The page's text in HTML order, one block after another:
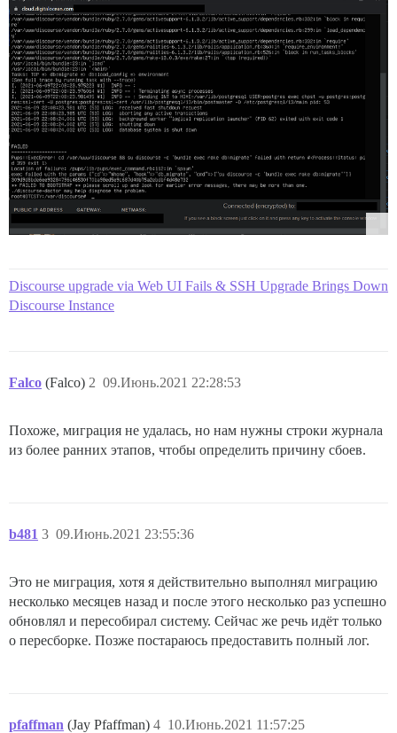
Discourse upgrade via Web UI Fails & SSH Upgrade Brings Down
Discourse Instance
Falco (Falco) 09.Июнь.2021 22:28:53
2
Похоже, миграция не удалась, но нам нужны строки журнала
из более ранних этапов, чтобы определить причину сбоев.
b481 09.Июнь.2021 23:55:36
3
Это не миграция, хотя я действительно выполнял миграцию
несколько месяцев назад и после этого несколько раз успешно
обновлял и пересобирал систему. Сейчас же речь идёт только
о пересборке. Позже постараюсь предоставить полный лог.
pfaffman (Jay Pfaffman) 10.Июнь.2021 11:57:25
4